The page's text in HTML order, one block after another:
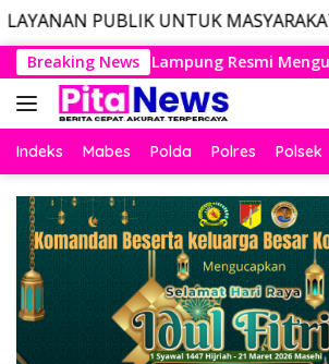
UNTUK MASYARAKAT,
Langsung
ke
konten
Breaking News
Resmi Mengudara, Husein Kembali
Indeks Mabes Polda Polres Polsek